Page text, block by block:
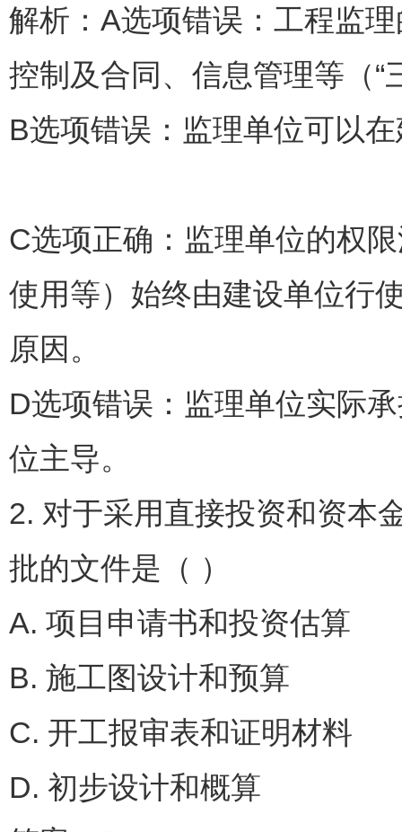
解析：A选项错误：工程监
控制及合同、信息管理等
B选项错误：监理单位可以
C选项正确：监理单位的权
使用等）始终由建设单位行
原因。
D选项错误：监理单位实际
位主导。
2. 对于采用直接投资和资本
批的文件是（ ）
A. 项目申请书和投资估
B. 施工图设计和预算
C. 开工报审表和证明
D. 初步设计和概算